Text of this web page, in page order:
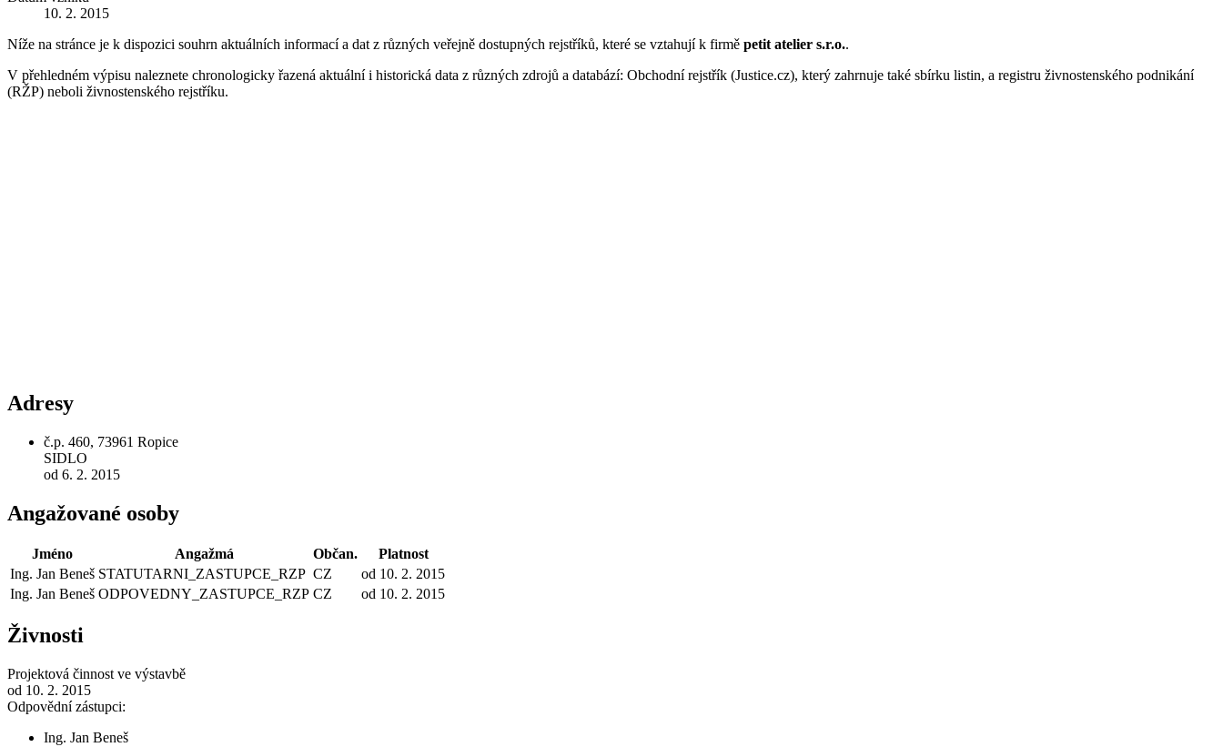
10. 2. 2015
Níže na stránce je k dispozici souhrn aktuálních informací a dat z různých veřejně dostupných rejstříků, které se vztahují k firmě petit atelier s.r.o..
V přehledném výpisu naleznete chronologicky řazená aktuální i historická data z různých zdrojů a databází: Obchodní rejstřík (Justice.cz), který zahrnuje také sbírku listin, a registru živnostenského podnikání
(RŽP) neboli živnostenského rejstříku.
Adresy
č.p. 460, 73961 Ropice
SIDLO
od 6. 2. 2015
Angažované osoby
Jméno Angažmá Občan.
Platnost
Ing. Jan Beneš STATUTARNI_ZASTUPCE_RZP CZ
od 10. 2. 2015
Ing. Jan Beneš ODPOVEDNY_ZASTUPCE_RZP CZ od 10. 2. 2015
Živnosti
Projektová činnost ve výstavbě
od 10. 2. 2015
Odpovědní zástupci:
Ing. Jan Beneš